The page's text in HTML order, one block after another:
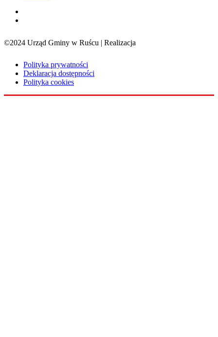
©2024 Urząd Gminy w Ruścu | Realizacja
Polityka prywatności
Deklaracja dostępności
Polityka cookies